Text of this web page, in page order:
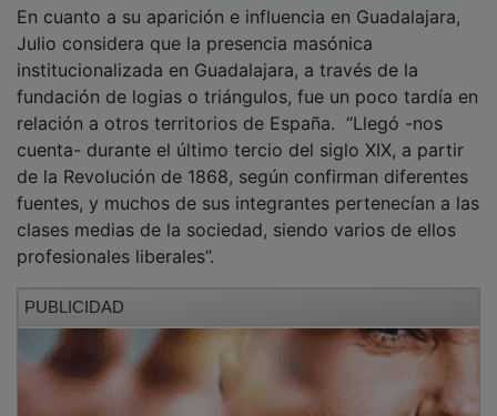
Julio considera que la presencia masónica
institucionalizada en Guadalajara, a través de la
fundación de logias o triángulos, fue un poco tardía en
relación a otros territorios de España. “Llegó -nos
cuenta- durante el último tercio del siglo XIX, a partir
de la Revolución de 1868, según confirman diferentes
fuentes, y muchos de sus integrantes pertenecían a las
clases medias de la sociedad, siendo varios de ellos
profesionales liberales”.